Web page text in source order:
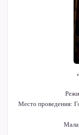
Место проведения: